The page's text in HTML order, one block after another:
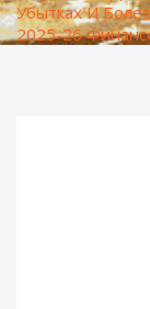
Убытках И
2025-26